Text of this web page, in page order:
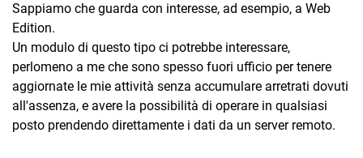
Sappiamo che guarda con interesse, ad esempio, a Web
Edition.
Un modulo di questo tipo ci potrebbe interessare,
perlomeno a me che sono spesso fuori ufficio per tenere
aggiornate le mie attività senza accumulare arretrati dovuti
all'assenza, e avere la possibilità di operare in qualsiasi
posto prendendo direttamente i dati da un server remoto.